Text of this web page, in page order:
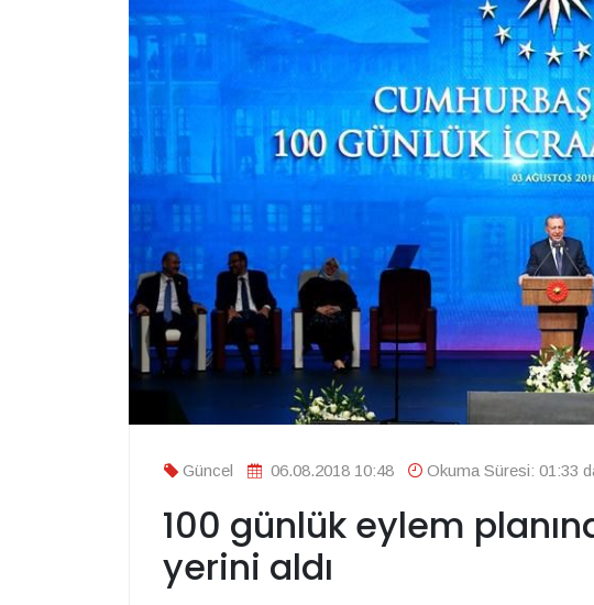
Güncel 06.08.2018 10:48 Okuma Süresi: 01:33
100 günlük eylem
yerini aldı